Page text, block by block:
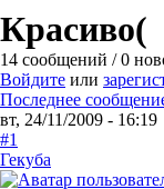
Красиво(
14 сообщений / 0
Войдите или
Последнее
вт, 24/11/2009 - 16:19
#1
Гекуба